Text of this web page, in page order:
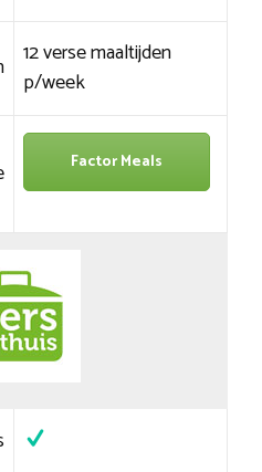
12 verse maaltijden
p/week
Factor Meals